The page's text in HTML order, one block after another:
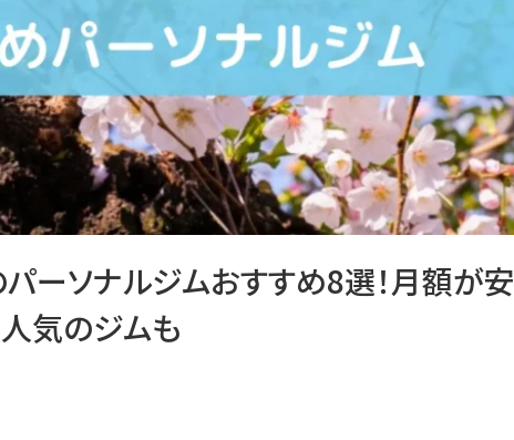
パーソナルジムおすすめ8選！月額が安
気のジムも